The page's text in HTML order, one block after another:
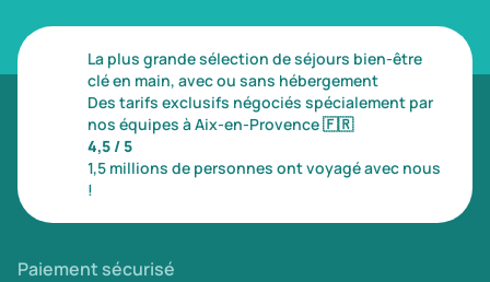
La plus grande sélection de séjours bien-être
clé en main, avec ou sans hébergement
Des tarifs exclusifs négociés spécialement par
nos équipes à Aix-en-Provence🇫🇷
4,5 / 5
1,5 millions de personnes ont voyagé avec nous
!
Paiement sécurisé